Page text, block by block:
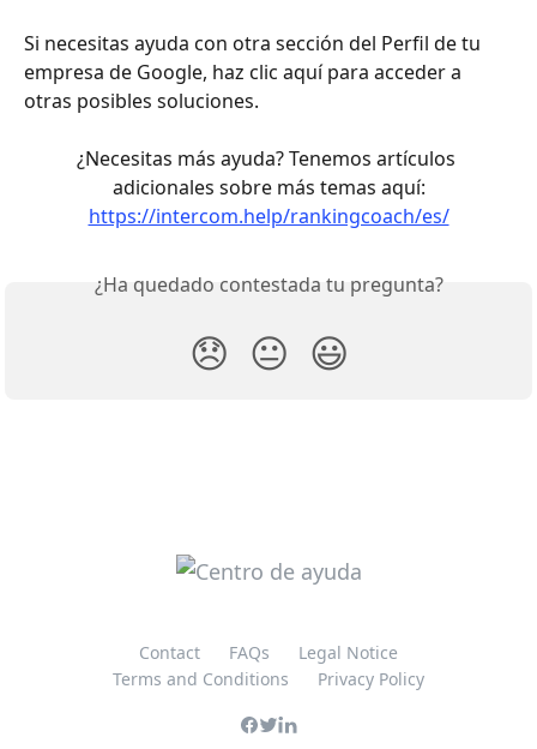
Si necesitas ayuda con otra sección del Perfil de tu
empresa de Google, haz clic aquí para acceder a
otras posibles soluciones.
¿Necesitas más ayuda? Tenemos artículos
adicionales sobre más temas aquí:
https://intercom.help/rankingcoach/es/
¿Ha quedado contestada tu pregunta?
😞 😐 😃
Contact FAQs
Legal Notice
Terms and Conditions
Privacy Policy